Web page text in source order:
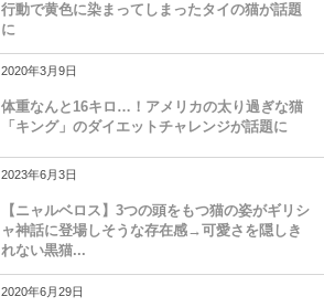
行動で黄色に染まってしまったタイの猫が話題
に
2020年3月9日
体重なんと16キロ…！アメリカの太り過ぎな猫
「キング」のダイエットチャレンジが話題に
2023年6月3日
【ニャルベロス】3つの頭をもつ猫の姿がギリシ
ャ神話に登場しそうな存在感→可愛さを隠しき
れない黒猫...
2020年6月29日